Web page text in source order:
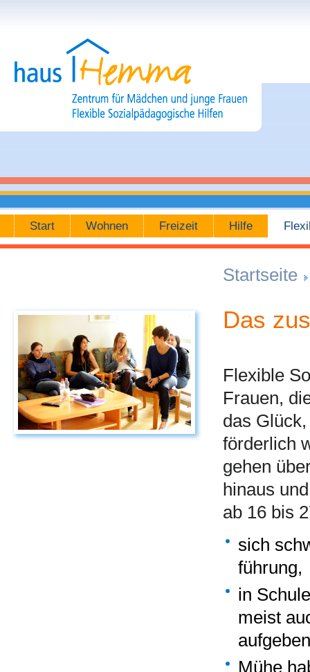
Flexible Sozialpäd. Hilfen
Navigation
Start Wohnen Freizeit Hilfe
Startseite
Das
Flexible
Frauen,
das
förderlich
gehen
hinaus
ab 16 bis
sich
führung,
in
meist
aufgeben
Mühe